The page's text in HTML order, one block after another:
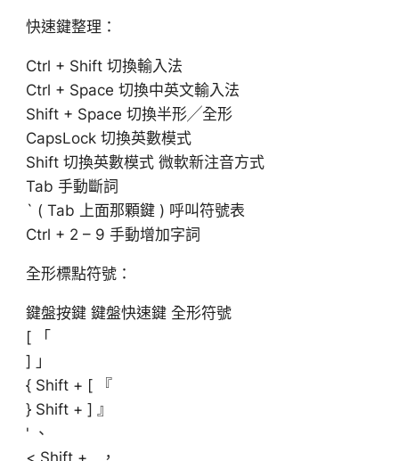
快速鍵整理：
Ctrl + Shift 切換輸入法
Ctrl + Space 切換中英文輸入法
Shift + Space 切換半形╱全形
CapsLock 切換英數模式
Shift 切換英數模式 微軟新注音方式
Tab 手動斷詞
` ( Tab 上面那顆鍵 ) 呼叫符號表
Ctrl + 2 – 9 手動增加字詞
全形標點符號：
鍵盤按鍵 鍵盤快速鍵 全形符號
[ 「
] 」
{ Shift + [ 『
} Shift + ] 』
' 、
< Shift + , ，